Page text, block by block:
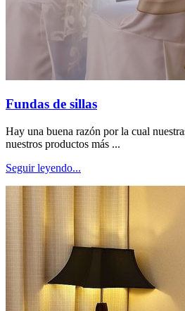
Fundas de sillas
Hay una buena razón por la cual
nuestros productos más ...
Seguir leyendo...